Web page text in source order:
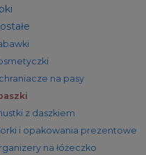
na pasy
z daszkiem
i opakowania prezentowe
na łóżeczko